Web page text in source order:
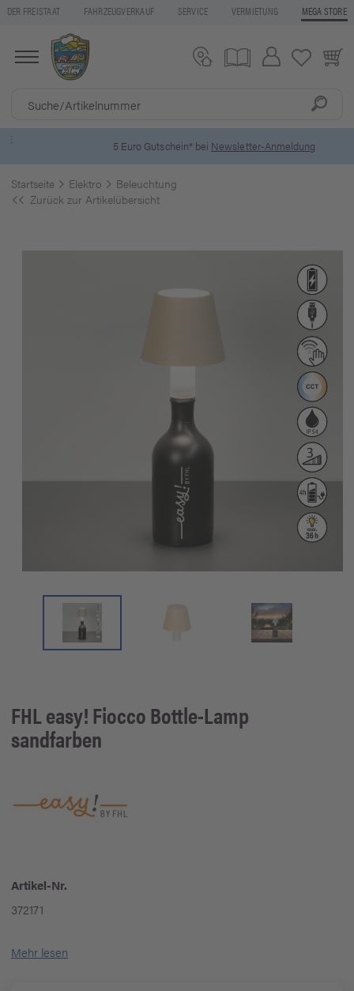
DER FREISTAAT FAHRZEUGVERKAUF SERVICE VERMIETUNG MEGA STORE
5 Euro Gutschein* beiNewsletter-Anmeldung
Startseite Elektro
Beleuchtung
Zurück zur Artikelübersicht
FHL easy! Fiocco Bottle-Lamp
sandfarben
Artikel-Nr.
372171
Mehr lesen